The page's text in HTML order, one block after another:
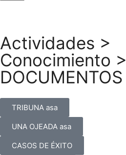
Actividades >
Conocimiento >
DOCUMENTOS
TRIBUNA asa
UNA OJEADA asa
CASOS DE ÉXITO